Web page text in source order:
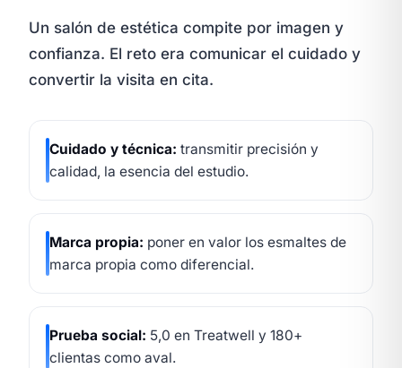
Un salón de estética compite por imagen y
confianza. El reto era comunicar el cuidado y
convertir la visita en cita.
Cuidado y técnica: transmitir precisión y
calidad, la esencia del estudio.
Marca propia: poner en valor los esmaltes de
marca propia como diferencial.
Prueba social: 5,0 en Treatwell y 180+
clientas como aval.